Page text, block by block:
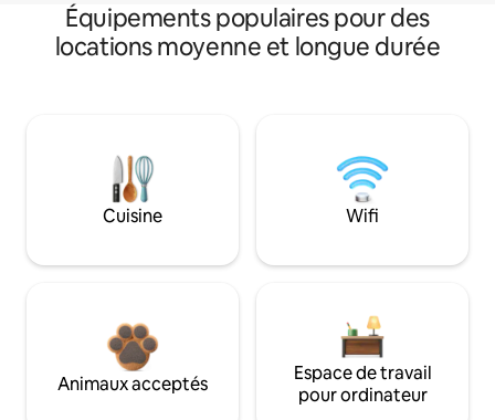
Équipements populaires pour des
locations moyenne et longue durée
Cuisine Wifi
Animaux acceptés
Espace de travail
pour ordinateur